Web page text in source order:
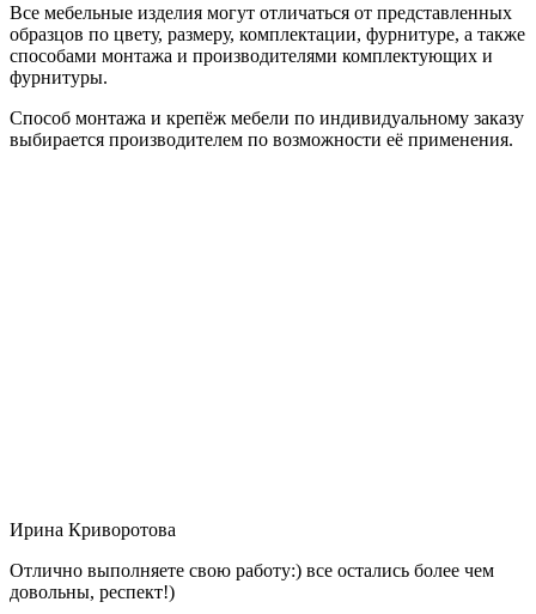
Все мебельные изделия могут отличаться от представленных
образцов по цвету, размеру, комплектации, фурнитуре, а также
способами монтажа и производителями комплектующих и
фурнитуры.
Способ монтажа и крепёж мебели по индивидуальному заказу
выбирается производителем по возможности её применения.
Ирина Криворотова
Отлично выполняете свою работу:) все остались более чем
довольны, респект!)